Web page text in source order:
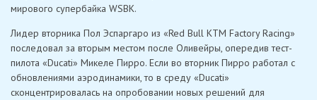
мирового супербайка WSBK.
Лидер вторника Пол Эспаргаро из «Red Bull KTM Factory Racing»
последовал за вторым местом после Оливейры, опередив тест-
пилота «Ducati» Микеле Пирро. Если во вторник Пирро работал с
обновлениями аэродинамики, то в среду «Ducati»
сконцентрировалась на опробовании новых решений для